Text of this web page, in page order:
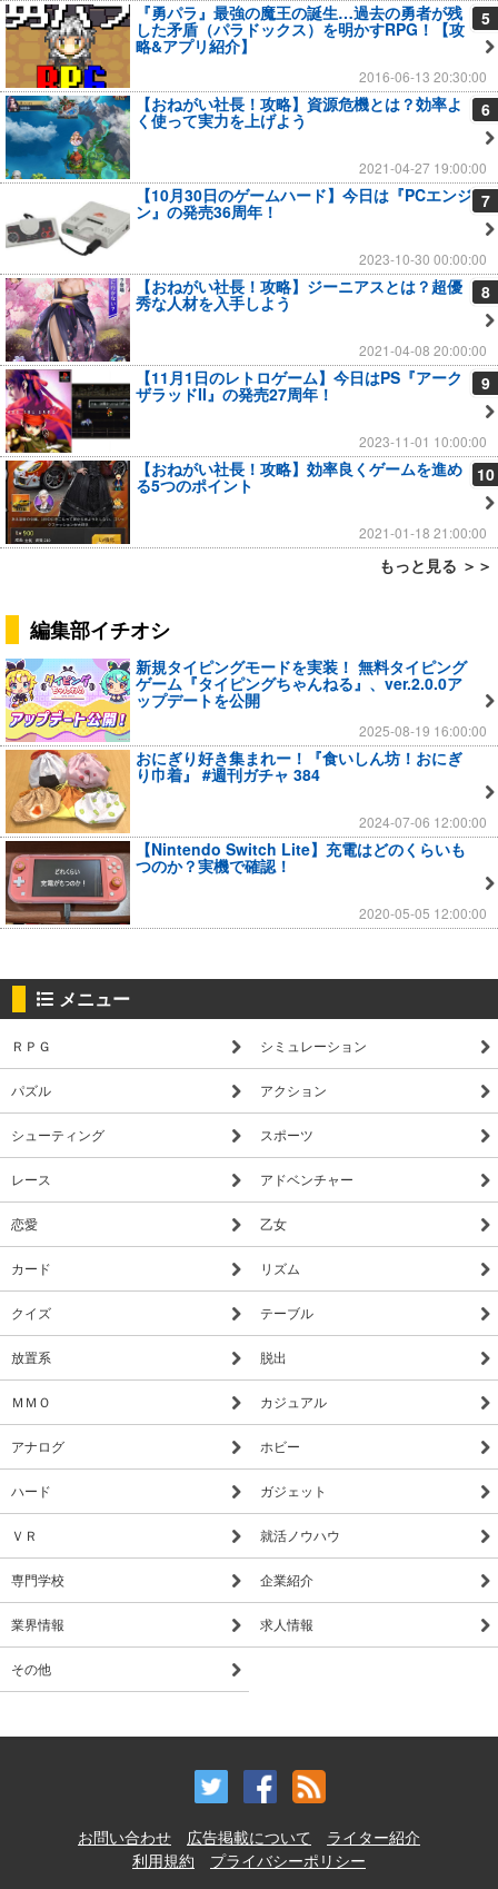
5
『勇パラ』最強の魔王の誕生…過去の勇者が残
した矛盾（パラドックス）を明かすRPG！【攻
略&アプリ紹介】
2016-06-13 20:30:00
6
【おねがい社長！攻略】資源危機とは？効率よ
く使って実力を上げよう
2021-04-27 19:00:00
7
【10月30日のゲームハード】今日は『PCエンジ
ン』の発売36周年！
2023-10-30 00:00:00
8
【おねがい社長！攻略】ジーニアスとは？超優
秀な人材を入手しよう
2021-04-08 20:00:00
9
【11月1日のレトロゲーム】今日はPS『アーク
ザラッドII』の発売27周年！
2023-11-01 10:00:00
10
【おねがい社長！攻略】効率良くゲームを進め
る5つのポイント
2021-01-18 21:00:00
もっと見る ＞＞
編集部イチオシ
新規タイピングモードを実装！ 無料タイピング
ゲーム『タイピングちゃんねる』、ver.2.0.0ア
ップデートを公開
2025-08-19 16:00:00
おにぎり好き集まれー！『食いしん坊！おにぎ
り巾着』 #週刊ガチャ 384
2024-07-06 12:00:00
【Nintendo Switch Lite】充電はどのくらいも
つのか？実機で確認！
2020-05-05 12:00:00
メニュー
ＲＰＧ シミュレーション
パズル アクション
シューティング スポーツ
レース アドベンチャー
恋愛 乙女
カード リズム
クイズ テーブル
放置系 脱出
ＭＭＯ カジュアル
アナログ ホビー
ハード ガジェット
ＶＲ 就活ノウハウ
専門学校 企業紹介
業界情報 求人情報
その他
お問い合わせ 広告掲載について
ライター紹介
利用規約
プライバシーポリシー